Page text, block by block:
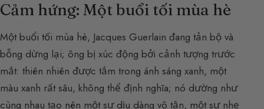
Cảm hứng: Một buổi tối mùa hè
Một buổi tối mùa hè, Jacques Guerlain đang tản bộ và
bỗng dừng lại; ông bị xúc động bởi cảnh tượng trước
mắt: thiên nhiên được tắm trong ánh sáng xanh, một
màu xanh rất sâu, không thể định nghĩa; nó dường như
cùng nhau tạo nên một sự dịu dàng vô tận, một sự nhẹ